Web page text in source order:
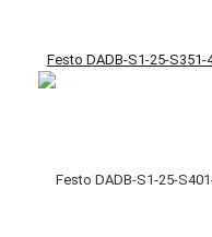
Festo DADB-S1-25-